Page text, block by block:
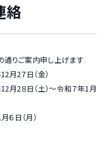
絡
りご案内申し上げます
７日（金）
８日（土）～令和７年1月
（月）